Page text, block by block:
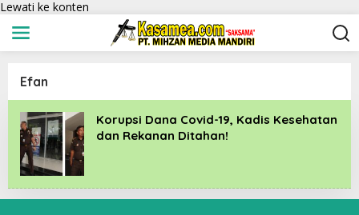
Lewati ke konten
Efan
Korupsi Dana Covid-19, Kadis Kesehatan
dan Rekanan Ditahan!